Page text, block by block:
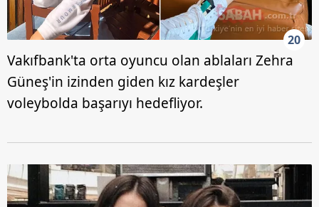
20
Vakıfbank'ta orta oyuncu olan ablaları Zehra
Güneş'in izinden giden kız kardeşler
voleybolda başarıyı hedefliyor.